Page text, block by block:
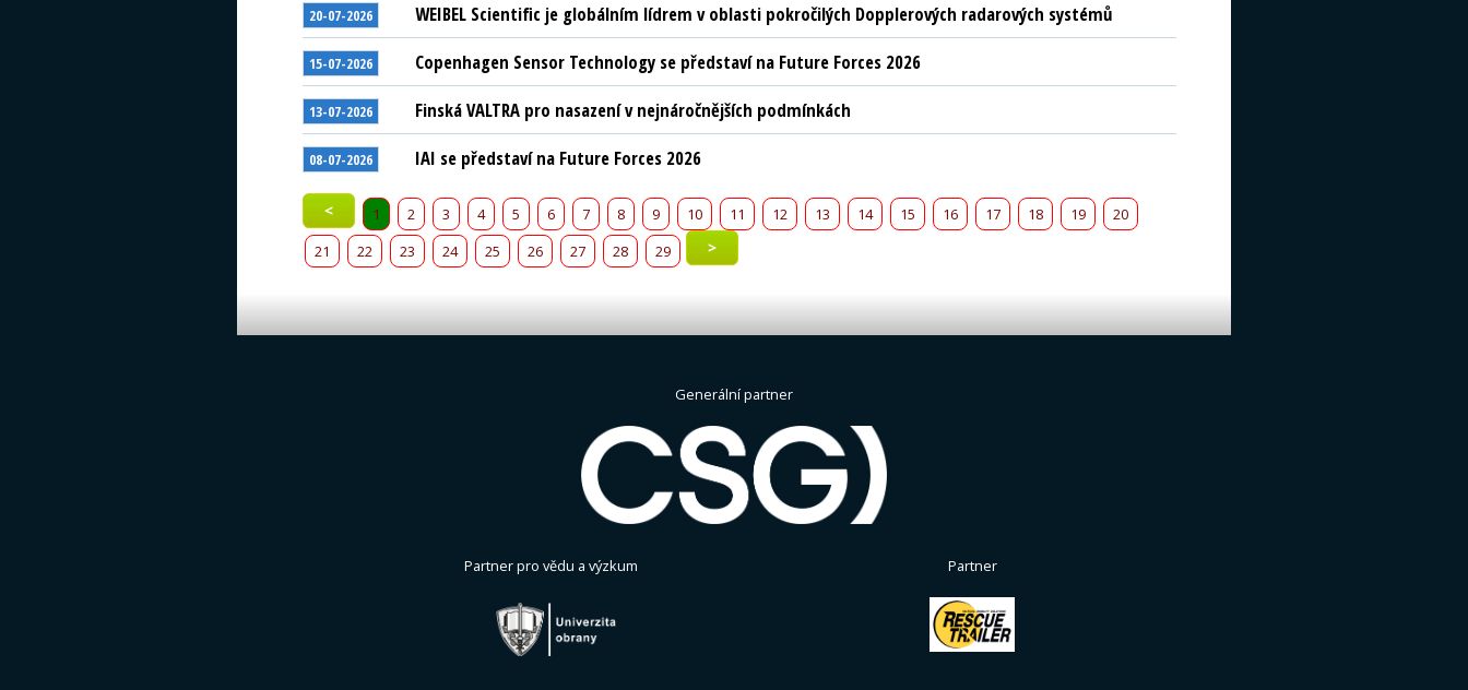
20-07-2026 WEIBEL Scientific je globálním lídrem v oblasti pokročilých Dopplerových radarových systémů
15-07-2026 Copenhagen Sensor Technology se představí na Future Forces 2026
13-07-2026 Finská VALTRA pro nasazení v nejnáročnějších podmínkách
08-07-2026 IAI se představí na Future Forces 2026
< 1 2 3 4 5 6 7 8 9 10 11 12 13 14 15 16 17 18 19
20
21
22 23 24 25 26 27 28 29 >
Generální partner
Partner pro vědu a výzkum Partner